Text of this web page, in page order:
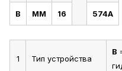
В ММ 16 574А
1 Тип устройства
В